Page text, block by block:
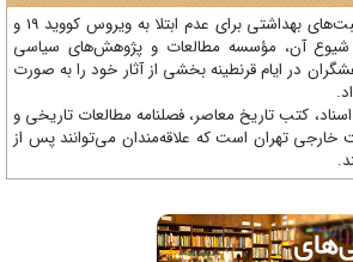
با توجه به نیاز به تداوم مراقبت‌های بهداشتی برای عدم ابتلا به ویروس کووید 19 و
آن، مؤسسه مطالعات و پژوهش‌های سیاسی
در ایام قرنطینه بخشی از آثار خود را به صورت
کتب تاریخ معاصر، فصلنامه‌ مطالعات تاریخی و
تهران است که علاقه‌مندان می‌توانند پس از